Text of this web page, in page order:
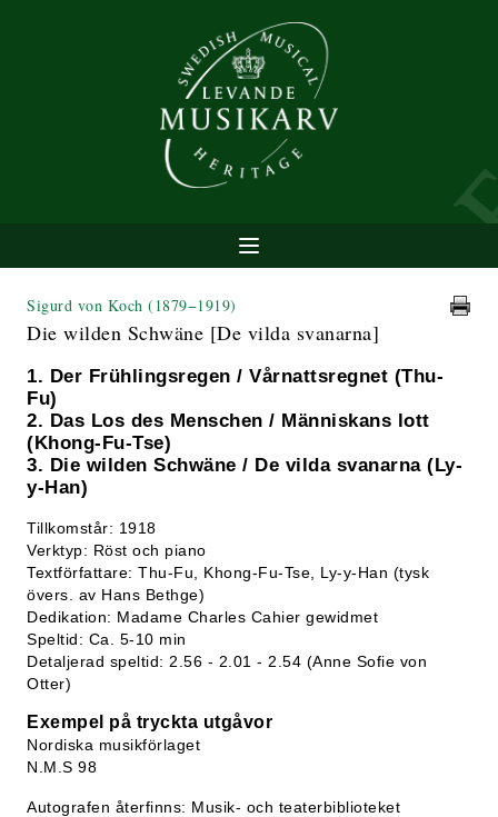
Sigurd von Koch (1879−1919)
Die wilden Schwäne [De vilda svanarna]
1. Der Frühlingsregen / Vårnattsregnet (Thu-
Fu)
2. Das Los des Menschen / Människans lott
(Khong-Fu-Tse)
3. Die wilden Schwäne / De vilda svanarna (Ly-
y-Han)
Tillkomstår: 1918
Verktyp: Röst och piano
Textförfattare: Thu-Fu, Khong-Fu-Tse, Ly-y-Han (tysk
övers. av Hans Bethge)
Dedikation: Madame Charles Cahier gewidmet
Speltid: Ca. 5-10 min
Detaljerad speltid: 2.56 - 2.01 - 2.54 (Anne Sofie von
Otter)
Exempel på tryckta utgåvor
Nordiska musikförlaget
N.M.S 98
Autografen återfinns: Musik- och teaterbiblioteket